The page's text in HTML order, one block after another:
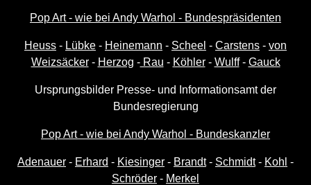
Pop Art - wie bei Andy Warhol - Bundespräsidenten
Heuss - Lübke - Heinemann - Scheel - Carstens - von
Weizsäcker- Herzog -Rau - Köhler- Wulff- Gauck
Ursprungsbilder Presse- und Informationsamt der
Bundesregierung
Pop Art - wie bei Andy Warhol - Bundeskanzler
Adenauer - Erhard - Kiesinger - Brandt- Schmidt- Kohl -
Schröder - Merkel